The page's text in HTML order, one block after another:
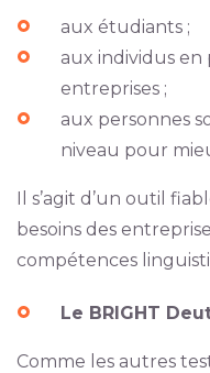
aux étudiants ;
aux individus en
entreprises ;
aux personnes
niveau pour
Il s’agit d’un outil
besoins des
compétences
Le BRIGHT
Comme les autres